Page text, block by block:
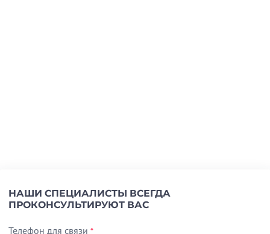
НАШИ СПЕЦИАЛИСТЫ ВСЕГДА
ПРОКОНСУЛЬТИРУЮТ ВАС
Телефон для связи *